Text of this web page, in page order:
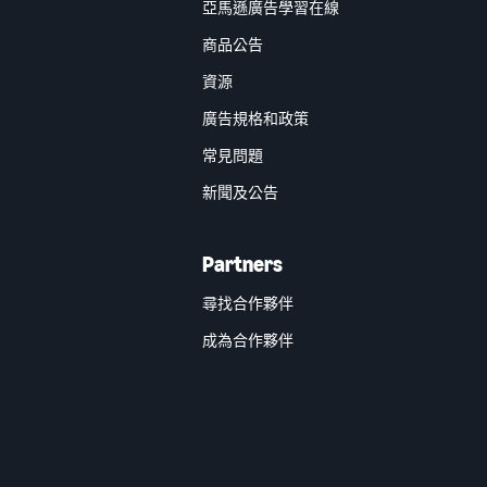
亞馬遜廣告學習在線
商品公告
資源
廣告規格和政策
常見問題
新聞及公告
Partners
尋找合作夥伴
成為合作夥伴